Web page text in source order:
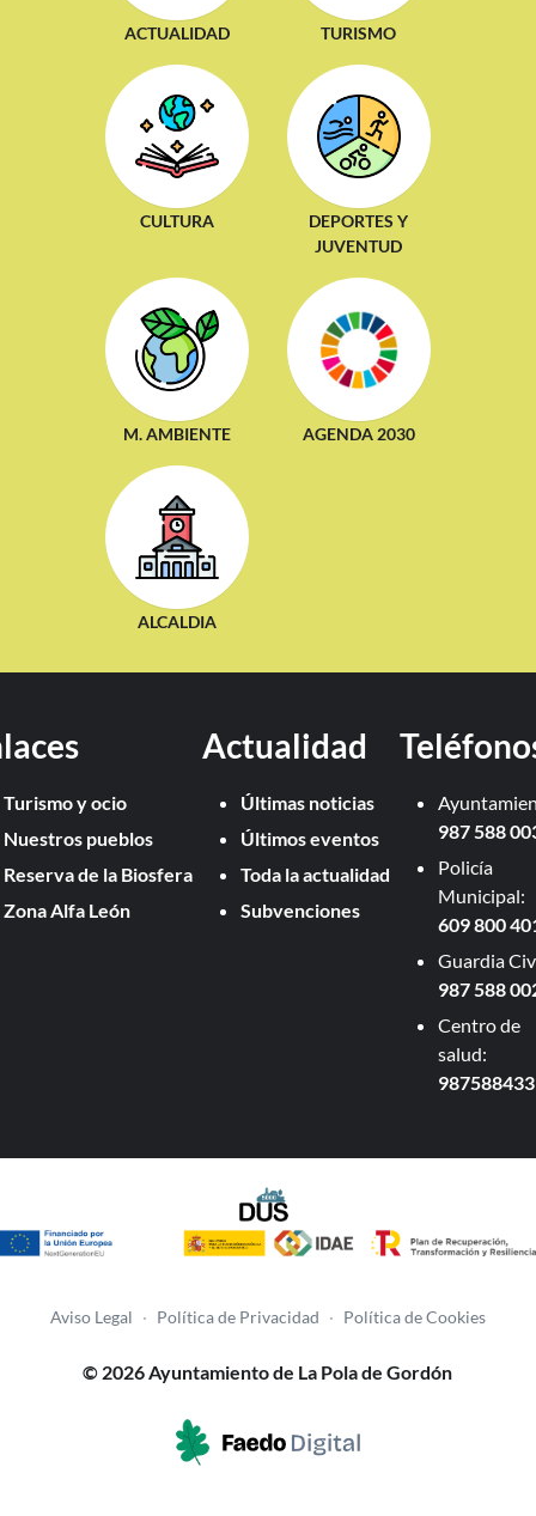
ACTUALIDAD TURISMO
CULTURA
DEPORTES Y
JUVENTUD
M. AMBIENTE AGENDA 2030
ALCALDIA
Turismo y ocio
Nuestros pueblos
Reserva de la Biosfera
Zona Alfa León
Actualidad
Últimas noticias
Últimos eventos
Toda la actualidad
Subvenciones
987 588
Policía
Municipal:
609 800
Guardia
987 588
Centro de
salud:
987588433
Aviso Legal · Política de Privacidad · Política de Cookies
© 2026 Ayuntamiento de La Pola de Gordón